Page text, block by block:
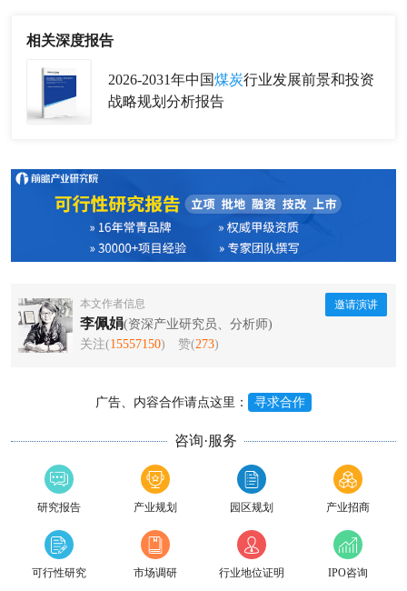
相关深度报告
2026-2031年中国煤炭行业发展前景和投资
战略规划分析报告
本文作者信息
李佩娟(资深产业研究员、分析师)
关注(15557150) 赞(273)
邀请演讲
广告、内容合作请点这里： 寻求合作
咨询·服务
研究报告 产业规划 园区规划 产业招商
可行性研究 市场调研 行业地位证明 IPO咨询